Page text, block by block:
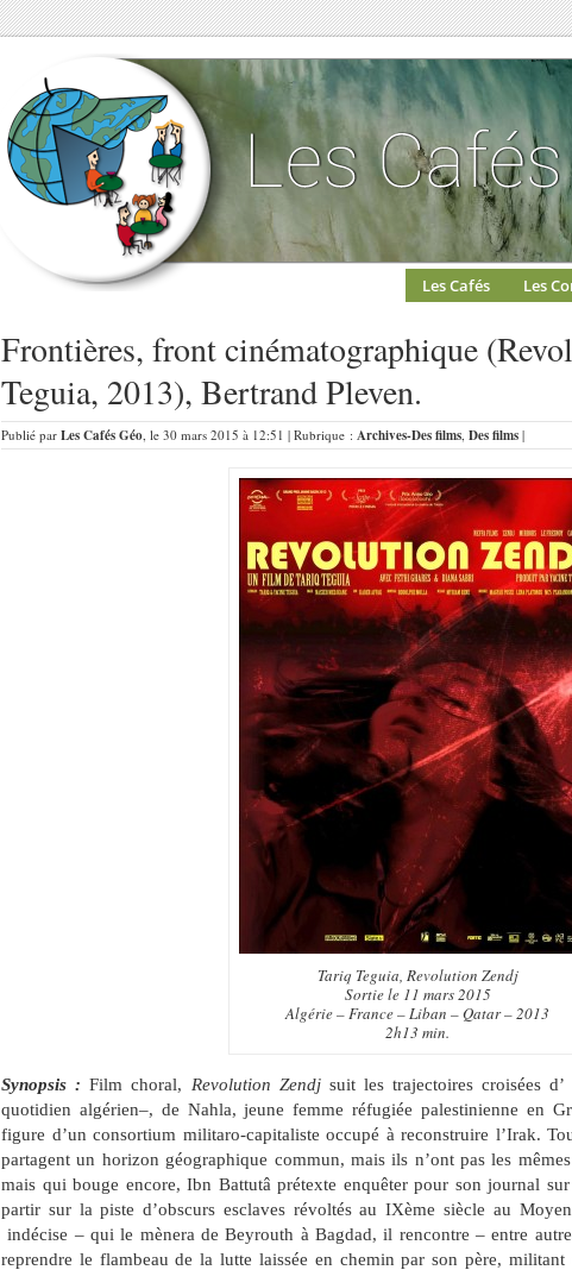
Les Cafés Les
Frontières, front cinématographique
Teguia, 2013), Bertrand Pleven.
Publié par Les Cafés Géo, le 30 mars 2015 à 12:51 | Rubrique : Archives-Des films, Des films |
Tariq Teguia, Revolution Zendj
Sortie le 11 mars 2015
Algérie – France – Liban – Qatar – 2013
2h13 min.
Synopsis :Film choral, Revolution Zendjsuit les trajectoires croisées d’
quotidien algérien–, de Nahla, jeune femme réfugiée palestinienne en
figure d’un consortium militaro-capitaliste occupé à reconstruire l’Irak.
partagent un horizon géographique commun, mais ils n’ont pas les
mais qui bouge encore, Ibn Battutâ prétexte enquêter pour son journal
partir sur la piste d’obscurs esclaves révoltés au IXème siècle au
indécise – qui le mènera de Beyrouth à Bagdad, il rencontre – entre
reprendre le flambeau de la lutte laissée en chemin par son père,